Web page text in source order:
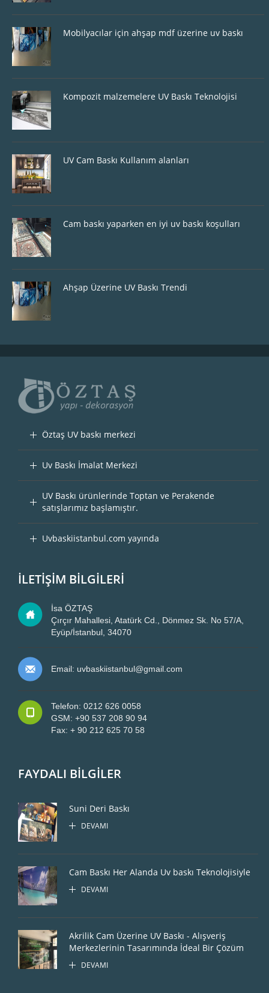
Mobilyacılar için ahşap mdf üzerine uv baskı
Kompozit malzemelere UV Baskı Teknolojisi
UV Cam Baskı Kullanım alanları
Cam baskı yaparken en iyi uv baskı koşulları
Ahşap Üzerine UV Baskı Trendi
Öztaş UV baskı merkezi
Uv Baskı İmalat Merkezi
UV Baskı ürünlerinde Toptan ve Perakende
satışlarımız başlamıştır.
Uvbaskiistanbul.com yayında
İLETİŞİM BİLGİLERİ
İsa ÖZTAŞ
Çırçır Mahallesi, Atatürk Cd., Dönmez Sk. No 57/A,
Eyüp/İstanbul, 34070
Email: uvbaskiistanbul@gmail.com
Telefon: 0212 626 0058
GSM: +90 537 208 90 94
Fax: + 90 212 625 70 58
FAYDALI BİLGİLER
Suni Deri Baskı
DEVAMI
Cam Baskı Her Alanda Uv baskı Teknolojisiyle
DEVAMI
Akrilik Cam Üzerine UV Baskı - Alışveriş
Merkezlerinin Tasarımında İdeal Bir Çözüm
DEVAMI